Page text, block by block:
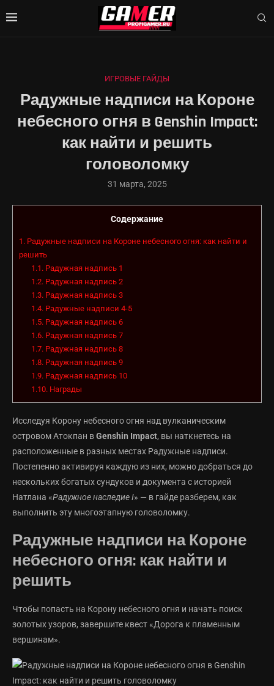
ИГРОВЫЕ ГАЙДЫ
Радужные надписи на Короне
небесного огня в Genshin Impact:
как найти и решить
головоломку
31 марта, 2025
Содержание
1. Радужные надписи на Короне небесного огня: как найти и
решить
1.1.Радужная надпись 1
1.2.Радужная надпись 2
1.3.Радужная надпись 3
1.4.Радужные надписи 4-5
1.5.Радужная надпись 6
1.6.Радужная надпись 7
1.7.Радужная надпись 8
1.8.Радужная надпись 9
1.9.Радужная надпись 10
1.10.Награды
Исследуя Корону небесного огня над вулканическим
островом Атокпан вGenshin Impact, вы наткнетесь на
расположенные в разных местах Радужные надписи.
Постепенно активируя каждую из них, можно добраться до
нескольких богатых сундуков и документа с историей
Натлана «Радужное наследие I» — в гайде разберем, как
выполнить эту многоэтапную головоломку.
Радужные надписи на Короне
небесного огня: как найти и
решить
Чтобы попасть на Корону небесного огня и начать поиск
золотых узоров, завершите квест «Дорога к пламенным
вершинам».